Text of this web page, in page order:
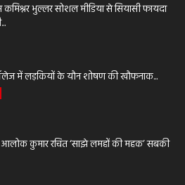
भुल्लर सोशल मीडिया से सियासी फायदा
में लड़कियों के यौन शोषण की खौफनाक...
कुमार रचित ‘साझे लमहों की महक’ सबकी